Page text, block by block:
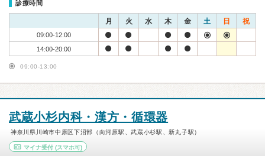
診療時間
月 火 水 木 金 土 日 祝
09:00-12:00
14:00-20:00
09:00-13:00
武蔵小杉内科・漢方・循環器
神奈川県川崎市中原区下沼部（向河原駅、武蔵小杉駅、新丸子駅）
マイナ受付 (スマホ可)